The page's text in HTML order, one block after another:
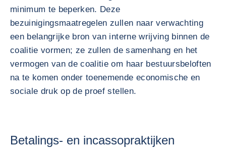
minimum te beperken. Deze
bezuinigingsmaatregelen zullen naar verwachting
een belangrijke bron van interne wrijving binnen de
coalitie vormen; ze zullen de samenhang en het
vermogen van de coalitie om haar bestuursbeloften
na te komen onder toenemende economische en
sociale druk op de proef stellen.
Betalings- en incassopraktijken